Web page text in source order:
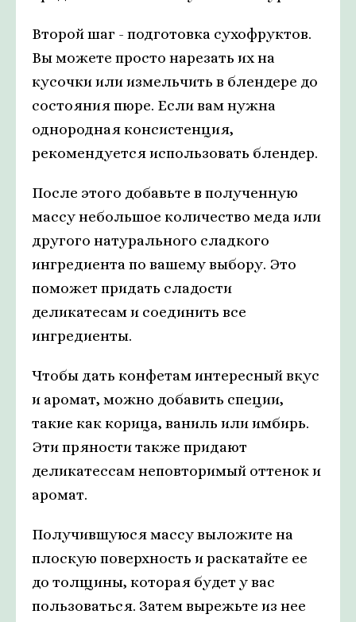
Второй шаг - подготовка сухофруктов.
Вы можете просто нарезать их на
кусочки или измельчить в блендере до
состояния пюре. Если вам нужна
однородная консистенция,
рекомендуется использовать блендер.
После этого добавьте в полученную
массу небольшое количество меда или
другого натурального сладкого
ингредиента по вашему выбору. Это
поможет придать сладости
деликатесам и соединить все
ингредиенты.
Чтобы дать конфетам интересный вкус
и аромат, можно добавить специи,
такие как корица, ваниль или имбирь.
Эти пряности также придают
деликатессам неповторимый оттенок и
аромат.
Получившуюся массу выложите на
плоскую поверхность и раскатайте ее
до толщины, которая будет у вас
пользоваться. Затем вырежьте из нее